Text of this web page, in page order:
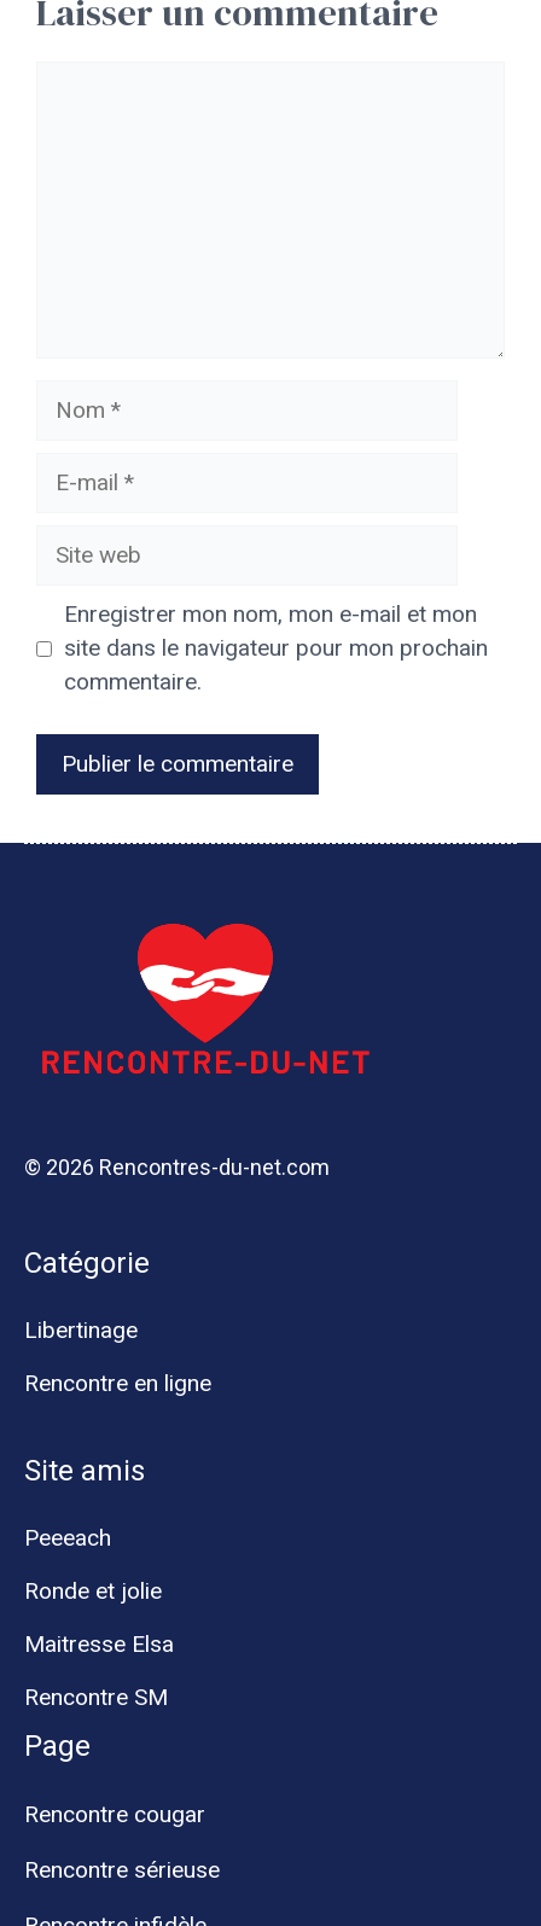
Laisser un commentaire
Nom
Site
Enregistrer mon nom, mon e-mail et mon
site dans le navigateur pour mon prochain
commentaire.
© 2026 Rencontres-du-net.com
Catégorie
Libertinage
Rencontre en ligne
Site amis
Peeeach
Ronde et jolie
Maitresse Elsa
Rencontre SM
Page
Rencontre cougar
Rencontre sérieuse